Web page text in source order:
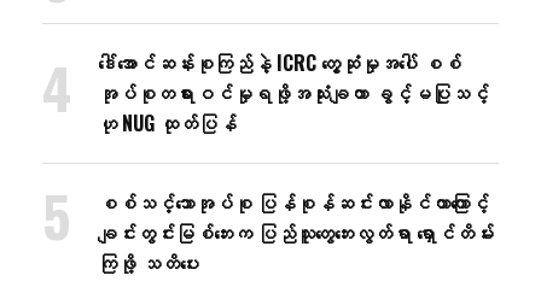
ဒေါ်အောင်ဆန်းစုကြည်နဲ့ ICRC တွေ့ဆုံမှုအပေါ် စစ်
အုပ်စုတရားဝင်မှုရဖို့အသုံးချတာ ခွင့်မပြုသင့်
ဟု NUG ထုတ်ပြန်
စစ်သင်္ဘောအုပ်စု ပြန်စုန်ဆင်းလာနိုင်တာကြောင့်
ချင်းတွင်းမြစ်ဘေးက ပြည်သူတွေဘေးလွတ်ရာ ရှောင်တိမ်း
ကြဖို့ သတိပေး